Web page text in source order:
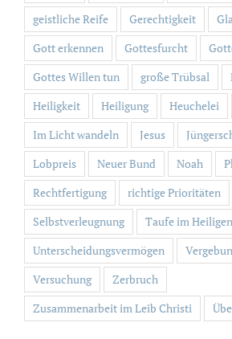
geistliche Reife
Gerechtigkeit
Gott erkennen
Gottesfurcht
Gottes Willen tun
große Trübsal
Heiligkeit
Heiligung Heuchelei
Im Licht wandeln
Jesus
Lobpreis
Neuer Bund Noah
Rechtfertigung
richtige Prioritäten
Selbstverleugnung
Taufe im
Unterscheidungsvermögen
Versuchung
Zerbruch
Zusammenarbeit im Leib Christi